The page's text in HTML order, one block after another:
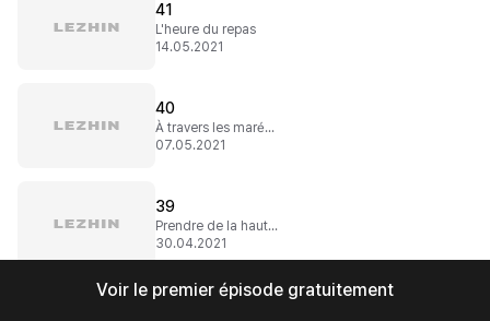
41
L'heure du repas
14.05.2021
40
À travers les marécages
07.05.2021
39
Prendre de la hauteur
30.04.2021
Voir le premier épisode gratuitement